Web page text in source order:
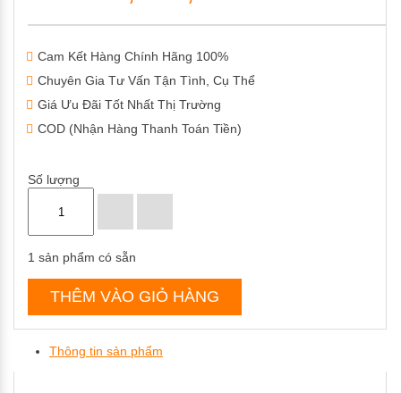
Cam Kết Hàng Chính Hãng 100%
Chuyên Gia Tư Vấn Tận Tình, Cụ Thể
Giá Ưu Đãi Tốt Nhất Thị Trường
COD (Nhận Hàng Thanh Toán Tiền)
Số lượng
1 sản phẩm có sẵn
THÊM VÀO GIỎ HÀNG
Thông tin sản phẩm